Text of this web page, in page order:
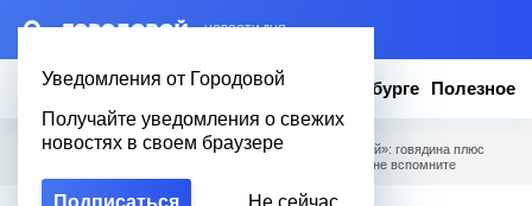
– НОВОСТИ ДНЯ
Уведомления от Городовой
Получайте уведомления о свежих
новостях в своем браузере
Подписаться Не сейчас
Новости Эксклюзив Вопросы о Петербурге Полезное
Городовой Полезное / Нежнейший салат «Демидовский»: говядина плюс
яблоко и еще пара компонентов — про "Оливье" больше не вспомните